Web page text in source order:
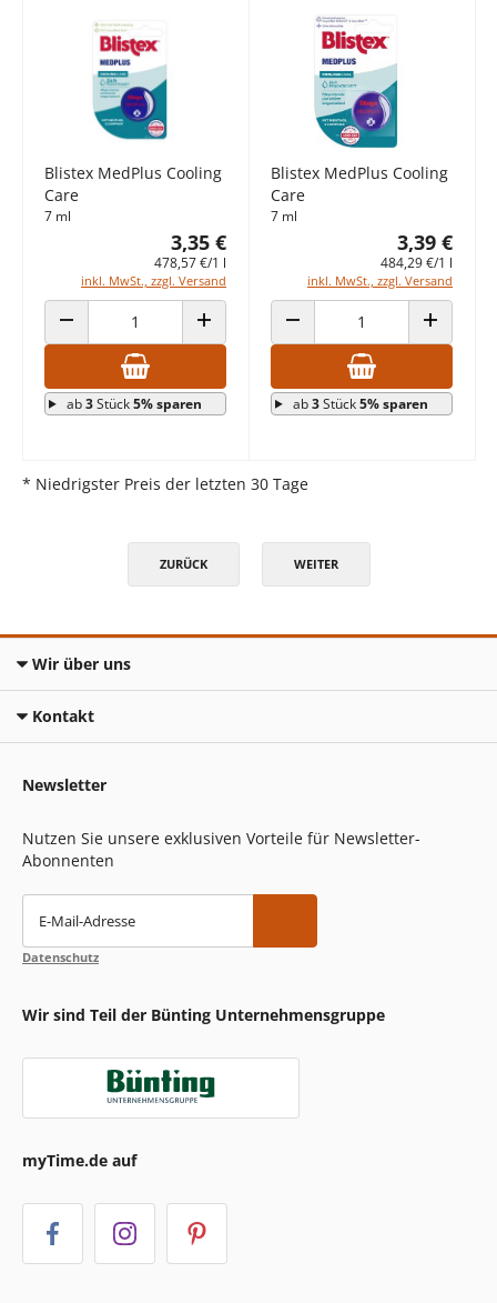
Blistex MedPlus Cooling
Care
7 ml
3,35 €
478,57 €/1 l
inkl. MwSt., zzgl. Versand
ANZAHL VERRINGERN ANZAHL ERHÖHEN
ab3Stück5% sparen
Blistex MedPlus Cooling
Care
7 ml
3,39 €
484,29 €/1 l
inkl. MwSt., zzgl. Versand
ANZAHL VERRINGERN ANZAHL
ab3Stück5% sparen
* Niedrigster Preis der letzten 30 Tage
ZURÜCK WEITER
Wir über uns
Kontakt
Newsletter
Nutzen Sie unsere exklusiven Vorteile für Newsletter-
Abonnenten
E-Mail-Adresse
Datenschutz
Wir sind Teil der Bünting Unternehmensgruppe
myTime.de auf